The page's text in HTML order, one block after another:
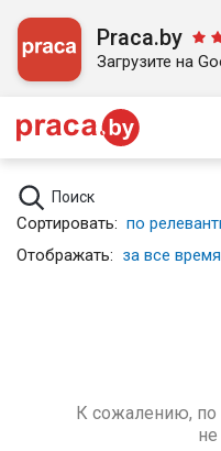
Praca.by
Загрузите на
Поиск
Сортировать: по
Отображать: за все время
К сожалению, по